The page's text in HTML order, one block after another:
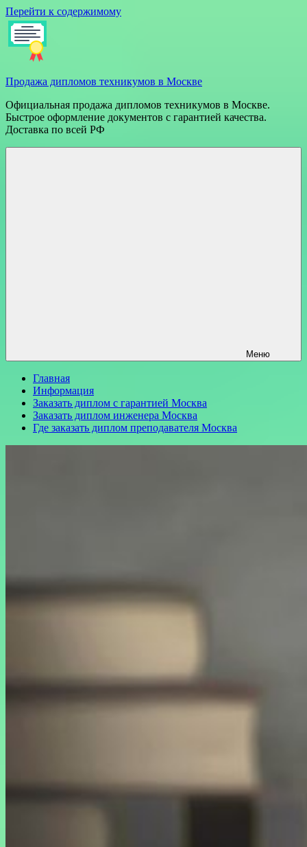
Перейти к содержимому
Продажа дипломов техникумов в Москве
Официальная продажа дипломов техникумов в Москве.
Быстрое оформление документов с гарантией качества.
Доставка по всей РФ
Меню
Главная
Информация
Заказать диплом с гарантией Москва
Заказать диплом инженера Москва
Где заказать диплом преподавателя Москва